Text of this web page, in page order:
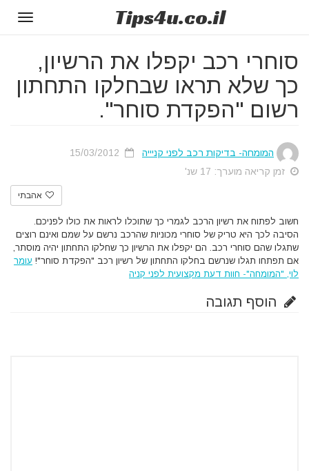
Tips4u.co.il
סוחרי רכב יקפלו את הרשיון,
כך שלא תראו שבחלקו התחתון
רשום "הפקדת סוחר".
המומחה- בדיקות רכב לפני קניייה
זמן קריאה מוערך: 17 שנ'
אהבתי
חשוב לפתוח את רשיון הרכב לגמרי כך שתוכלו לראות את כולו לפניכם.
הסיבה לכך היא טריק של סוחרי מכוניות שהרכב נרשם על שמם ואינם רוצים
שתגלו שהם סוחרי רכב. הם יקפלו את הרשיון כך שחלקו התחתון יהיה מוסתר,
אם תפתחו תגלו שנרשם בחלקו התחתון של רשיון רכב "הפקדת סוחר"! עומר
לוי, "המומחה"- חוות דעת מקצועית לפני קניה
הוסף תגובה